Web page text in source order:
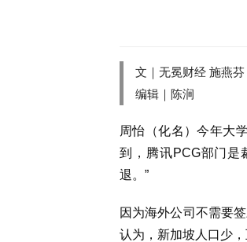
文｜无冕财经 施燕芬
编辑｜陈涧
周怡（化名）今年大
到，腾讯PCG部门是
退。”
因为海外公司不需要
认为，新加坡人口少